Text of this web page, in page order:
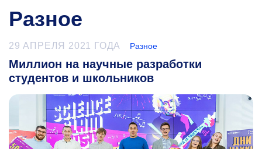
Разное
29 АПРЕЛЯ 2021 ГОДА Разное
Миллион на научные разработки
студентов и школьников